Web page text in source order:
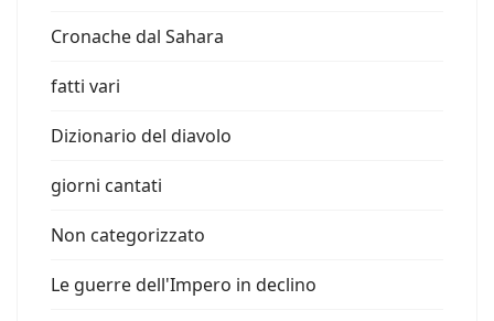
Cronache dal Sahara
fatti vari
Dizionario del diavolo
giorni cantati
Non categorizzato
Le guerre dell'Impero in declino